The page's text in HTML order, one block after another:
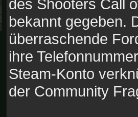
des Shooters Call
bekannt gegeben.
überraschende
ihre
Steam-Konto
der Community